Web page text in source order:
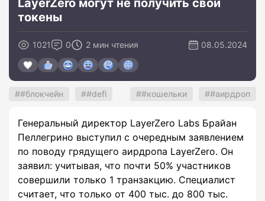
LayerZero могут не получить свои
токены
1021 0 2 мин чтения 08.05.2024
#блокчейн #defi #кошельки #аирдроп
Генеральный директор LayerZero Labs Брайан
Пеллегрино выступил с очередным заявлением
по поводу грядущего аирдропа LayerZero. Он
заявил: учитывая, что почти 50% участников
совершили только 1 транзакцию. Специалист
считает, что только от 400 тыс. до 800 тыс.